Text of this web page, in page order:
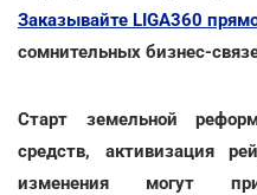
Заказывайте LIGA360
сомнительных бизнес-
Старт земельной
средств, активизация
изменения могут